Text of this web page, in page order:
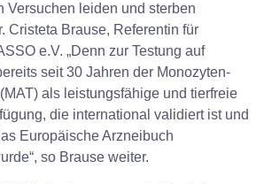
Versuchen leiden und sterben
Cristeta Brause, Referentin für
e.V. „Denn zur Testung auf
seit 30 Jahren der Monozyten-
als leistungsfähige und tierfreie
die international validiert ist und
Europäische Arzneibuch
so Brause weiter.